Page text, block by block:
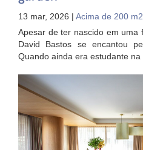
13 mar, 2026 | Acima de 200 m2
Apesar de ter nascido em uma
David Bastos se encantou
Quando ainda era estudante na